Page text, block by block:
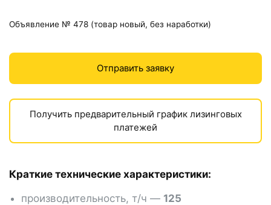
Объявление № 478 (товар новый, без наработки)
Отправить заявку
Получить предварительный график лизинговых
платежей
Краткие технические характеристики:
производительность, т/ч ― 125